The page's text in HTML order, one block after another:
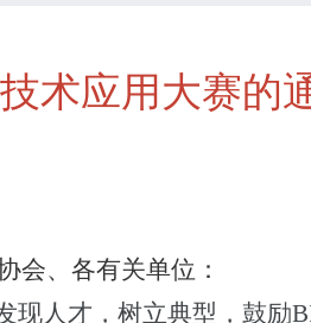
术应用大赛的
会、各有关单位：
现人才，树立典型，鼓励